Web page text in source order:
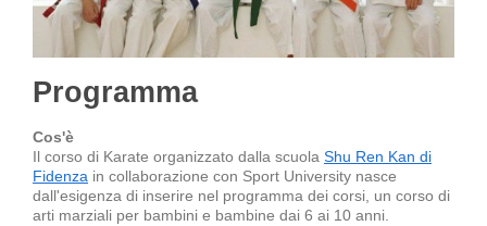
Programma
Cos'è
Il corso di Karate organizzato dalla scuola Shu Ren Kan di
Fidenza in collaborazione con Sport University nasce
dall'esigenza di inserire nel programma dei corsi, un corso di
arti marziali per bambini e bambine dai 6 ai 10 anni.